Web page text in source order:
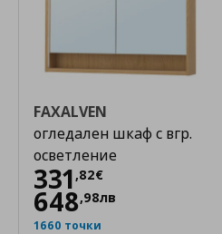
FAXALVEN
огледален шкаф с вгр.
осветление
331 ,82€
Цена
648,98лв
1660 точки